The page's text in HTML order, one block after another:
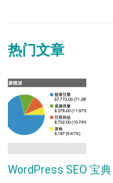
热门文章
WordPress SEO 宝